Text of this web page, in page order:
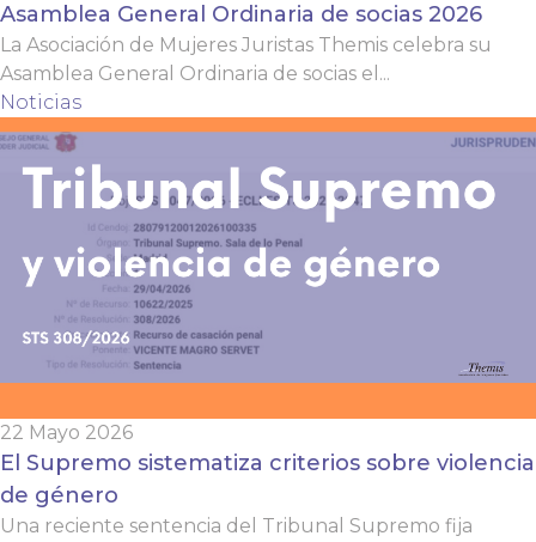
Asamblea General Ordinaria de socias 2026
La Asociación de Mujeres Juristas Themis celebra su
Asamblea General Ordinaria de socias el...
Noticias
22 Mayo 2026
El Supremo sistematiza criterios sobre violencia
de género
Una reciente sentencia del Tribunal Supremo fija